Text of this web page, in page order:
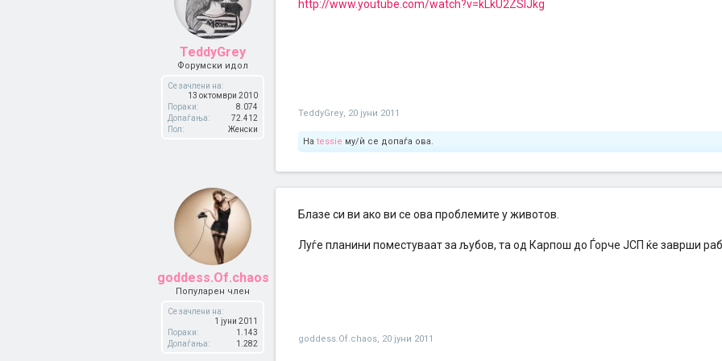
TeddyGrey
Форумски идол
Се зачлени на:
13 октомври 2010
Пораки:
8.074
Допаѓања:
72.412
Пол:
Женски
http://www.youtube.com/watch?v=kLkU2ZSIJkg
TeddyGrey, 20 јуни 2011
На tessie му/ѝ се допаѓа ова.
goddess.Of.chaos
Популарен член
Се зачлени на:
1 јуни 2011
Пораки:
1.143
Допаѓања:
1.282
Блазе си ви ако ви се ова проблемите у животов.
Луѓе планини поместуваат за љубов, та од Карпош до Ѓорче ЈСП ќе заврши
goddess.Of.chaos, 20 јуни 2011